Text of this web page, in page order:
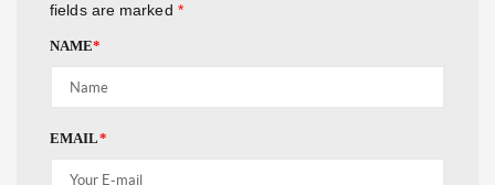
fields are marked *
NAME*
EMAIL*